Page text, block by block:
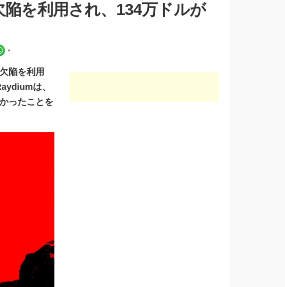
を利用され、134万ドルが
•
陥を利用
は、
ったことを